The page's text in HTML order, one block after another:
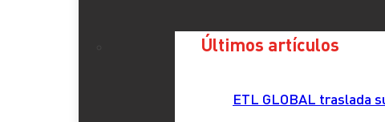
Últimos artículos
ETL GLOBAL traslada